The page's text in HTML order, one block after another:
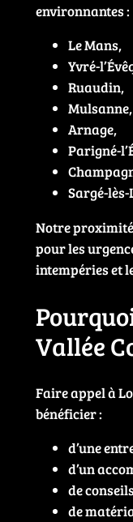
environnantes :
Le Mans,
Yvré-
Ruaudin,
Mulsanne,
Arnage,
Parigné-
Sargé-lès-
Notre
pour les
intempéries et
Vallée
Faire appel à
bénéficier :
d’une
d’un
de
de